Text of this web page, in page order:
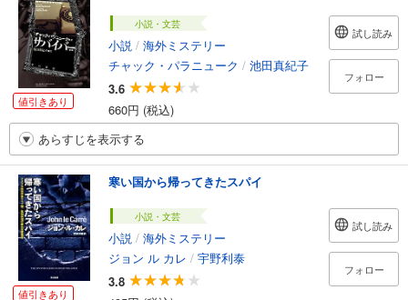
値引きあり
小説・文芸
小説 / 海外ミステリー
チャック・パラニューク / 池田真紀子
3.6
660円 (税込)
試し読み
フォロー
あらすじを表示する
値引きあり
寒い国から帰ってきたスパイ
小説・文芸
小説 / 海外ミステリー
ジョン ル カレ / 宇野利泰
3.8
試し読み
フォロー